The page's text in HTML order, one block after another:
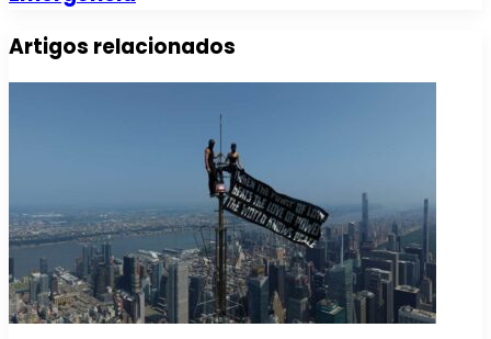
Artigos relacionados